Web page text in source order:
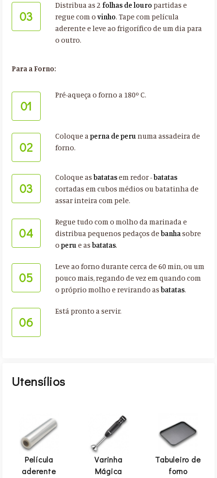
03
Distribua as 2 folhas de louro partidas e
regue com ovinho. Tape com película
aderente e leve ao frigorífico de um dia para
o outro.
Para a Forno:
01
Pré-aqueça o forno a 180º C.
02
Coloque aperna de perunuma assadeira de
forno.
03
Coloque as batatasem redor -batatas
cortadas em cubos médios ou batatinha de
assar inteira com pele.
04
Regue tudo com o molho da marinada e
distribua pequenos pedaços de banhasobre
operue as batatas.
05
Leve ao forno durante cerca de 60 min, ou um
pouco mais, regando de vez em quando com
o próprio molho e revirando as batatas.
06
Está pronto a servir.
Utensílios
Película
aderente
Varinha
Mágica
Tabuleiro de
forno